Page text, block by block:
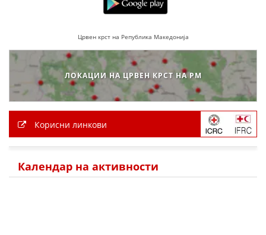
ДОГОВОРИ
ЗНАЧЕЊЕ НА СЛУЖБАТА ЗА БАРАЊЕ
ФОРМУЛАРИ ЗА БАРАЊА
ЗДРАВСТВЕНО ПРЕВЕНТИВНА ДЕЈНОСТ
Црвен крст на Република Македонија
ЛОКАЦИИ НА ЦРВЕН КРСТ НА РМ
Корисни линкови
Календар на активности